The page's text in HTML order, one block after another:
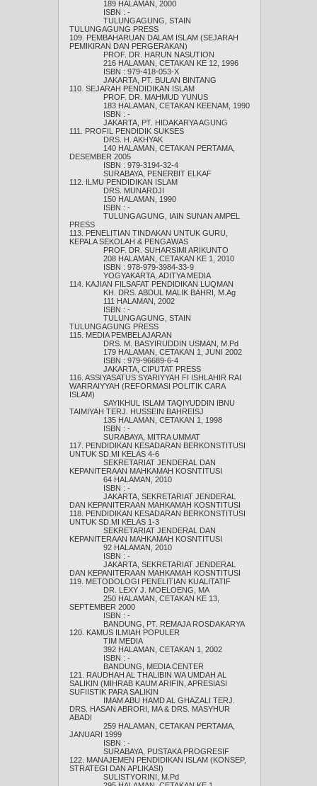
189 HALAMAN, 2000
ISBN : -
TULUNGAGUNG, STAIN
TULUNGAGUNG PRESS
109. PEMBAHARUAN DALAM ISLAM (SEJARAH
PEMIKIRAN DAN PERGERAKAN)
PROF. DR. HARUN NASUTION
216 HALAMAN, CETAKAN KE 12, 1996
ISBN : 979-418-053-X
JAKARTA, PT. BULAN BINTANG
110. SEJARAH PENDIDIKAN ISLAM
PROF. DR. MAHMUD YUNUS
183 HALAMAN, CETAKAN KEENAM, 1990
ISBN : -
JAKARTA, PT. HIDAKARYA AGUNG
111. PROFIL PENDIDIK SUKSES
DRS. H. AKHYAK
140 HALAMAN, CETAKAN PERTAMA,
DESEMBER 2005
ISBN : 979-3194-32-4
SURABAYA, PENERBIT ELKAF
112. ILMU PENDIDIKAN ISLAM
DRS. MUNARDJI
150 HALAMAN, 1990
ISBN : -
TULUNGAGUNG, IAIN SUNAN AMPEL
PRESS
113. PENELITIAN TINDAKAN UNTUK GURU,
KEPALA SEKOLAH & PENGAWAS
PROF. DR. SUHARSIMI ARIKUNTO
208 HALAMAN, CETAKAN KE 1, 2010
ISBN : 978-979-3984-33-9
YOGYAKARTA, ADITYA MEDIA
114. KAJIAN FILSAFAT PENDIDIKAN LUQMAN
KH. DRS. ABDUL MALIK BAHRI, M.Ag
111 HALAMAN, 2002
ISBN : -
TULUNGAGUNG, STAIN
TULUNGAGUNG PRESS
115. MEDIA PEMBELAJARAN
DRS. M. BASYIRUDDIN USMAN, M.Pd
179 HALAMAN, CETAKAN 1, JUNI 2002
ISBN : 979-96689-6-4
JAKARTA, CIPUTAT PRESS
116. ASSIYASATUS SYARIYYAH FI ISHLAHIR RAI
WARRAIYYAH (REFORMASI POLITIK CARA
ISLAM)
SAYIKHUL ISLAM TAQIYUDDIN IBNU
TAIMIYAH TERJ. HUSSEIN BAHREISJ
135 HALAMAN, CETAKAN 1, 1998
ISBN : -
SURABAYA, MITRA UMMAT
117. PENDIDIKAN KESADARAN BERKONSTITUSI
UNTUK SD.MI KELAS 4-6
SEKRETARIAT JENDERAL DAN
KEPANITERAAN MAHKAMAH KOSNTITUSI
64 HALAMAN, 2010
ISBN : -
JAKARTA, SEKRETARIAT JENDERAL
DAN KEPANITERAAN MAHKAMAH KOSNTITUSI
118. PENDIDIKAN KESADARAN BERKONSTITUSI
UNTUK SD.MI KELAS 1-3
SEKRETARIAT JENDERAL DAN
KEPANITERAAN MAHKAMAH KOSNTITUSI
92 HALAMAN, 2010
ISBN : -
JAKARTA, SEKRETARIAT JENDERAL
DAN KEPANITERAAN MAHKAMAH KOSNTITUSI
119. METODOLOGI PENELITIAN KUALITATIF
DR. LEXY J. MOELOENG, MA
250 HALAMAN, CETAKAN KE 13,
SEPTEMBER 2000
ISBN : -
BANDUNG, PT. REMAJA ROSDAKARYA
120. KAMUS ILMIAH POPULER
TIM MEDIA
392 HALAMAN, CETAKAN 1, 2002
ISBN : -
BANDUNG, MEDIA CENTER
121. RAUDHAH AL THALIBIN WA UMDAH AL
SALIKIN (MIHRAB KAUM ARIFIN, APRESIASI
SUFIISTIK PARA SALIKIN
IMAM ABU HAMD AL GHAZALI TERJ.
DRS. HASAN ABRORI, MA & DRS. MASYHUR
ABADI
259 HALAMAN, CETAKAN PERTAMA,
JANUARI 1999
ISBN : -
SURABAYA, PUSTAKA PROGRESIF
122. MANAJEMEN PENDIDIKAN ISLAM (KONSEP,
STRATEGI DAN APLIKASI)
SULISTYORINI, M.Pd